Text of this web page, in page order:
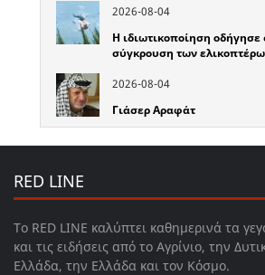
2026-08-04
Η ιδιωτικοποίηση οδήγησε
σύγκρουση των
2026-08-04
Γιάσερ Αραφάτ
RED LINE
Το RED LINE καλύπτει καθημερινά τα
και τις ειδήσεις από το Αγρίνιο, την
Ελλάδα, την Ελλάδα και τον Κόσμο.